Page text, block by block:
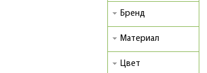
Бренд
Материал
Цвет